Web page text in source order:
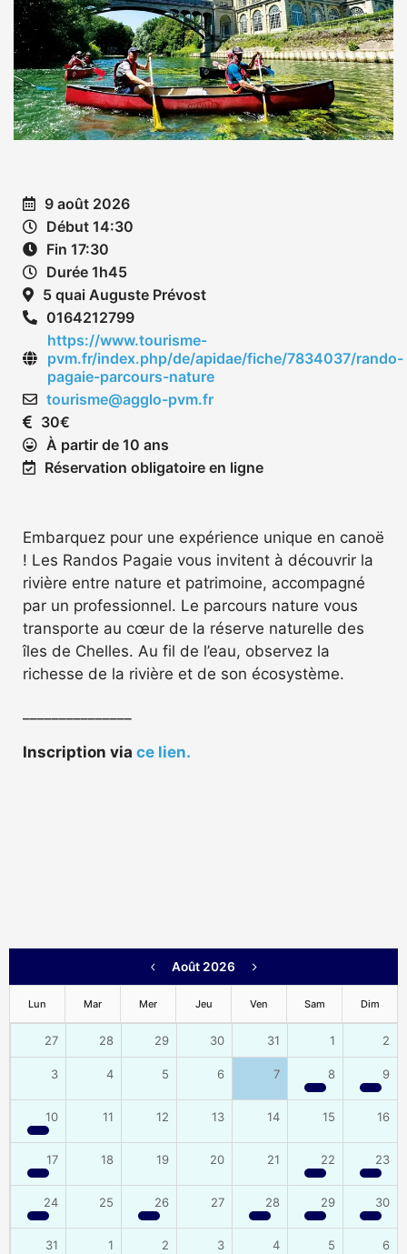
9 août 2026
Début 14:30
Fin 17:30
Durée 1h45
5 quai Auguste Prévost
0164212799
https://www.tourisme-
pvm.fr/index.php/de/apidae/fiche/7834037/rando-
pagaie-parcours-nature
tourisme@agglo-pvm.fr
30€
À partir de 10 ans
Réservation obligatoire en ligne
Embarquez pour une expérience unique en canoë
! Les Randos Pagaie vous invitent à découvrir la
rivière entre nature et patrimoine, accompagné
par un professionnel. Le parcours nature vous
transporte au cœur de la réserve naturelle des
îles de Chelles. Au fil de l’eau, observez la
richesse de la rivière et de son écosystème.
Inscription via ce lien.
Août 2026
Lun Mar Mer Jeu Ven Sam Dim
27 28 29 30 31 1 2
3 4 5 6 7 8 9
10 11 12 13 14 15 16
17 18 19 20 21 22 23
24 25 26 27 28 29 30
31 1 2 3 4 5 6